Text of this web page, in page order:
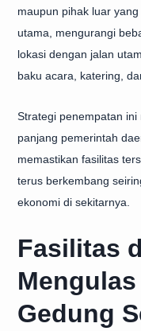
maupun pihak luar
utama, mengurangi
lokasi dengan jalan
baku acara, katering,
Strategi penempatan
panjang pemerintah
memastikan fasilitas
terus berkembang
ekonomi di sekitarnya.
Fasilitas
Gedung